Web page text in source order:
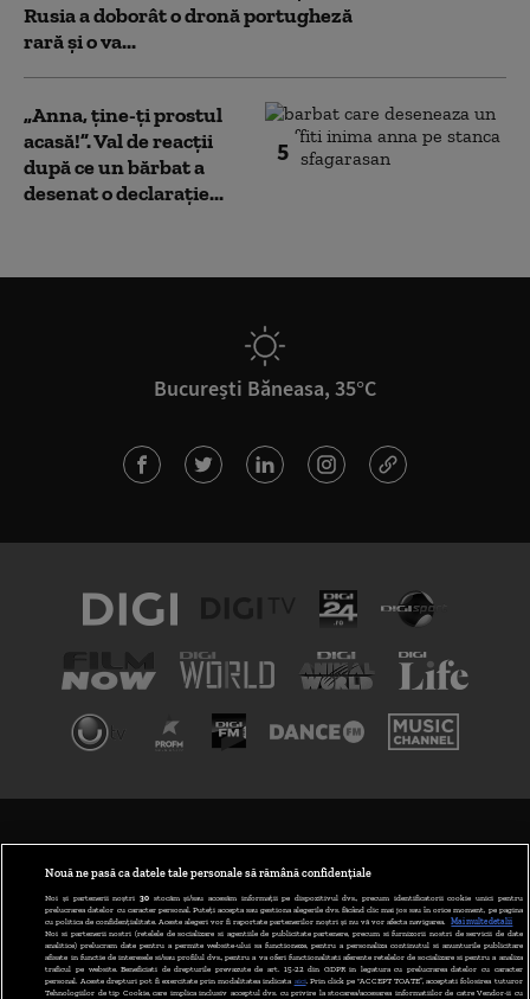
Rusia a doborât o dronă portugheză
rară și o va...
5
„Anna, ţine-ţi prostul
acasă!”. Val de reacții
după ce un bărbat a
desenat o declarație...
București Băneasa, 35°C
ABONARE DIGI TV
GESTIONAȚI PREFERINȚELE
CODUL DIGI24
Nouă ne pasă ca datele tale personale să rămână confidențiale
Noi și partenerii noștri 30stocăm și/sau accesăm informații pe dispozitivul dvs., precum identificatorii cookie unici pentru
prelucrarea datelor cu caracter personal. Puteți accepta sau gestiona alegerile dvs. făcând clic mai jos sau în orice moment, pe pagina
cu politica de confidențialitate. Aceste alegeri vor fi raportate partenerilor noștri și nu vă vor afecta navigarea.
Mai multe detalii
Noi si partenerii nostri (retelele de socializare si agentiile de publicitate partenere, precum si furnizorii nostri de servicii de date
analitice) prelucram date pentru a permite website-ului sa functioneze, pentru a personaliza continutul si anunturile publicitare
afisate in functie de interesele si/sau profilul dvs., pentru a va oferi functionalitati aferente retelelor de socializare si pentru a analiza
traficul pe website. Beneficiati de drepturile prevazute de art. 15-22 din GDPR in legatura cu prelucrarea datelor cu caracter
personal. Aceste drepturi pot fi exercitate prin modalitatea indicata aici. Prin click pe “ACCEPT TOATE”, acceptati folosirea tuturor
Tehnologiilor de tip Cookie, care implica inclusiv acceptul dvs. cu privire la stocarea/accesarea informatiilor de catre Vendor-ii cu